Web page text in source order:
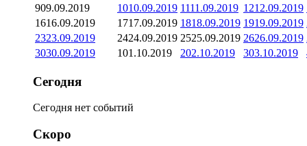
909.09.2019 1010.09.2019 1111.09.2019 1212.09.2019
1616.09.2019 1717.09.2019 1818.09.2019 1919.09.2019
2323.09.2019 2424.09.2019 2525.09.2019 2626.09.2019
3030.09.2019 101.10.2019 202.10.2019 303.10.2019
Сегодня
Сегодня нет событий
Скоро